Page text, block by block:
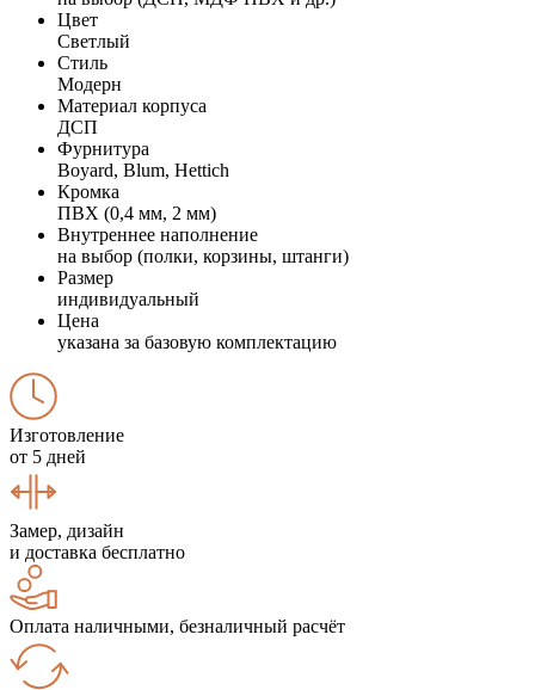
Цвет
Светлый
Стиль
Модерн
Материал корпуса
ДСП
Фурнитура
Boyard, Blum, Hettich
Кромка
ПВХ (0,4 мм, 2 мм)
Внутреннее наполнение
на выбор (полки, корзины, штанги)
Размер
индивидуальный
Цена
указана за базовую комплектацию
Изготовление
от 5 дней
Замер, дизайн
и доставка бесплатно
Оплата наличными, безналичный расчёт